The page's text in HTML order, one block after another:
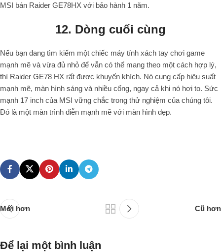
MSI bán Raider GE78HX với bảo hành 1 năm.
12. Dòng cuối cùng
Nếu bạn đang tìm kiếm một chiếc máy tính xách tay chơi game
mạnh mẽ và vừa đủ nhỏ để vẫn có thể mang theo một cách hợp lý,
thì Raider GE78 HX rất được khuyến khích. Nó cung cấp hiệu suất
mạnh mẽ, màn hình sáng và nhiều cổng, ngay cả khi nó hơi to. Sức
mạnh 17 inch của MSI vững chắc trong thử nghiệm của chúng tôi.
Đó là một màn trình diễn mạnh mẽ với màn hình đẹp.
Mới hơn Cũ hơn
Để lại một bình luận